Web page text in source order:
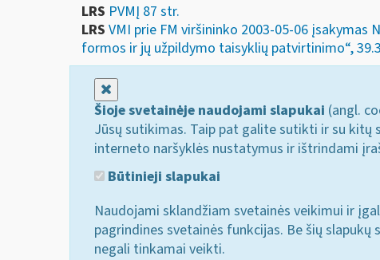
LRS PVMĮ 87 str.
LRS VMI prie FM viršininko 2003-05-06 įsakymas
formos ir jų užpildymo taisyklių patvirtinimo“,
Šioje svetainėje naudojami slapukai (angl.
Jūsų sutikimas. Taip pat galite sutikti ir su kitų
interneto naršyklės nustatymus ir ištrindami
Būtinieji slapukai
Naudojami sklandžiam svetainės veikimui ir
pagrindines svetainės funkcijas. Be šių slapukų
negali tinkamai veikti.